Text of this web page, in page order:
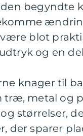
begyndte
være blot
og en
knager til
træ, metal og
størrelser,
der sparer